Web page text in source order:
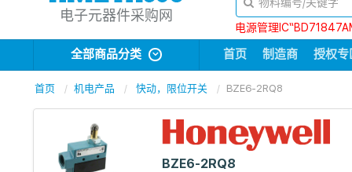
电子元器件采购网
电源管理
全部商品分类 首页 制造商 授权专
首页 机电产品 快动，限位开关 BZE6-2RQ8
BZE6-2RQ8